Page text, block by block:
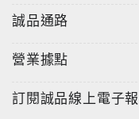
誠品通路
營業據點
訂閱誠品線上電子報